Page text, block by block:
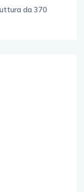
da 370